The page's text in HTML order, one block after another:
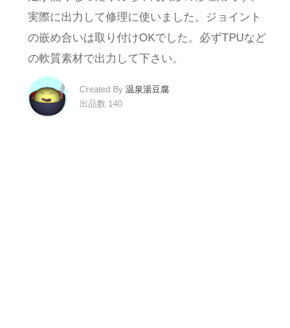
実際に出力して修理に使いました。ジョイント
の嵌め合いは取り付けOKでした。必ずTPUなど
の軟質素材で出力して下さい。
Created By 温泉湯豆腐
出品数 140